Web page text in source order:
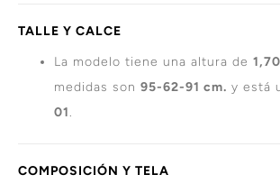
TALLE Y CALCE
La modelo tiene una altura de
medidas son 95-62-91 cm. y está
01.
COMPOSICIÓN Y TELA